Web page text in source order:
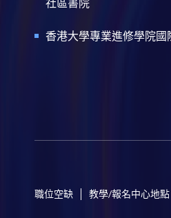
社區書院
香港大學專業進修學院國
職位空缺 教學/報名中心地點